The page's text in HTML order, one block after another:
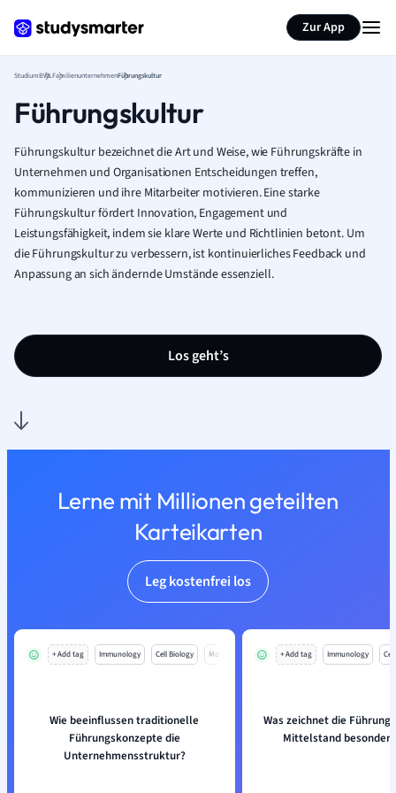
Zur App
StudiumBWLFamilienunternehmenFührungskultur
Führungskultur
Führungskultur bezeichnet die Art und Weise, wie Führungskräfte in
Unternehmen und Organisationen Entscheidungen treffen,
kommunizieren und ihre Mitarbeiter motivieren. Eine starke
Führungskultur fördert Innovation, Engagement und
Leistungsfähigkeit, indem sie klare Werte und Richtlinien betont. Um
die Führungskultur zu verbessern, ist kontinuierliches Feedback und
Anpassung an sich ändernde Umstände essenziell.
Los geht’s
Lerne mit Millionen geteilten
Karteikarten
Leg kostenfrei los
+ Add tag Immunology Cell Biology Mo
Wie beeinflussen traditionelle
Führungskonzepte die
Unternehmensstruktur?
+ Add tag Immunology
Was zeichnet die
Mittelstand